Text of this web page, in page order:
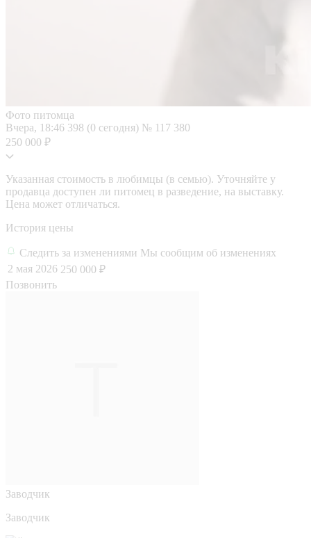
Фото питомца
Вчера, 18:46 398 (0 сегодня) № 117 380
250 000 ₽
Указанная стоимость в любимцы (в семью). Уточняйте у
продавца доступен ли питомец в разведение, на выставку.
Цена может отличаться.
История цены
Следить за изменениями Мы сообщим об изменениях
2 мая 2026 250 000 ₽
Позвонить
Заводчик
Заводчик